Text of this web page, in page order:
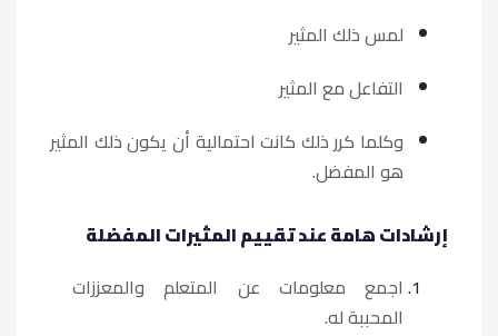
لمس ذلك المثير
التفاعل مع المثير
وكلما كرر ذلك كانت احتمالية أن يكون ذلك المثير
هو المفضل.
إرشادات هامة عند تقييم المثيرات المفضلة
اجمع معلومات عن المتعلم والمعززات
المحببة له.